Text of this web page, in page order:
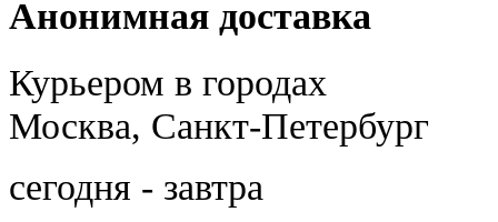
Анонимная доставка
Курьером в городах
Москва, Санкт-Петербург
сегодня - завтра